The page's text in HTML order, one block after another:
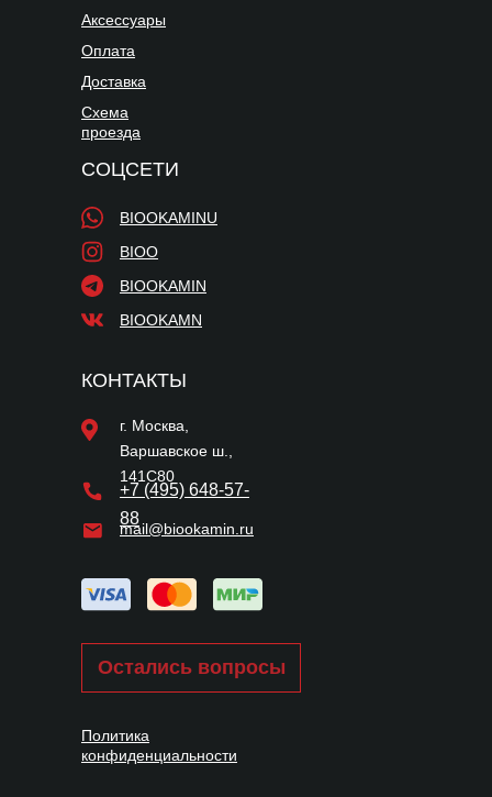
КОНТАКТЫ
+7 (495) 648-57-
88
г. Москва,
Варшавское ш.,
141С80
mail@biookamin.ru
Аксессуары
Оплата
Доставка
Схема
проезда
СОЦСЕТИ
BIOO
BIOOKAMINU
Остались вопросы
Политика
конфиденциальности
BIOOKAMIN
BIOOKAMN